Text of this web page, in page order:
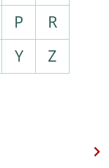
P
R
Y Z